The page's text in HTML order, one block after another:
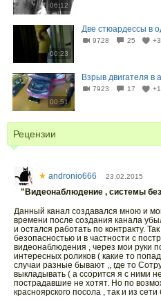
06:12
00:23
Две стюардессы в
9728 25
00:51
Взрыв двигателя в
7923 17
Рецензии
★ andronio666 23.02.2015
"Видеонаблюдение , системы
Данный канал создавался мною и
времени после создания канала
и остался работать по контракту.
безопасностью и в частности с
видеонаблюдения , через мои руки
интересных роликов ( какие то
случаи разные бывают ,, где то
выкладывать ( а ссорится я с ними
пострадавшие не хотят. Но по
красноярского посола , так и из